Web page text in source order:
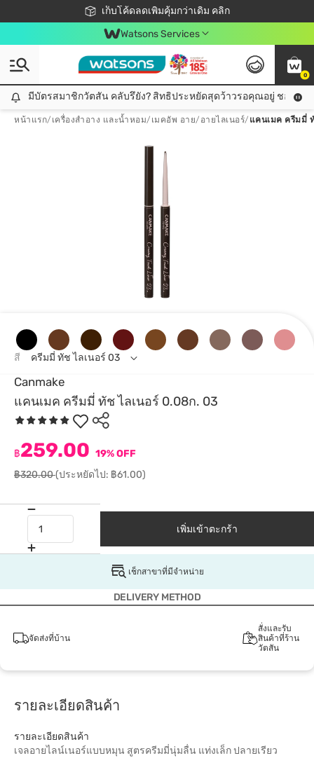
เก็บโค้ดลดเพิ่มคุ้มกว่าเดิม คลิก
ชอปออนไลน์ครั้งแรก ลดเพิ่มจุก ๆ 10%! 🎉
📦ส่งฟรี! เมื่อชอป 499฿
สมาชิกวัตสัน คลับดียังไง?
Watsons Services
0
มีบัตรสมาชิกวัตสัน คลับรึยัง? สิทธิประหยัดสุดว้าวรอคุณอยู่ ชอปคุ้มกว่าเดิม คลิก!
มีบัตรสมาชิกวัตสัน คลับรึยัง? สิทธิประหยัดสุดว้าวรอคุณอยู่ ชอปคุ้มก
หน้าแรก/ เครื่องสำอาง และน้ำหอม/ เมคอัพ อาย/ อายไลเนอร์/ แคนเมค ครีมมี่
Canmake
แคนเมค ครีมมี่ ทัช ไลเนอร์ 0.08ก. 03
฿259.00 19% OFF
฿320.00(ประหยัดไป: ฿61.00)
สี ครีมมี่ ทัช ไลเนอร์ 03
เพิ่มเข้าตะกร้า
เช็กสาขาที่มีจำหน่าย
DELIVERY METHOD
จัดส่งที่บ้าน
สั่งและรับ
สินค้าที่ร้าน
วัตสัน
รายละเอียดสินค้า
รายละเอียดสินค้า
เจลอายไลน์เนอร์แบบหมุน สูตรครีมมี่นุ่มลื่น แท่งเล็ก ปลายเรียว